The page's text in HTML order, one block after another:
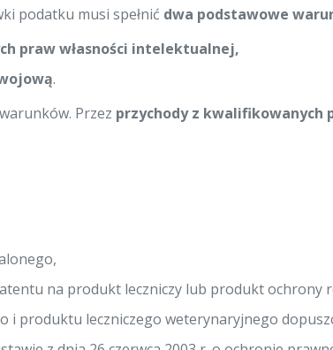
podatku musi spełnić dwa podstawowe
praw własności intelektualnej,
.
Przez przychody z kwalifikowanych
na produkt leczniczy lub produkt ochrony
i produktu leczniczego weterynaryjnego